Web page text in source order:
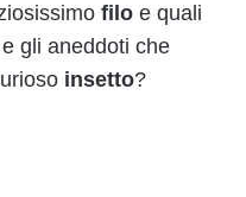
filo e quali
e gli aneddoti che
insetto?